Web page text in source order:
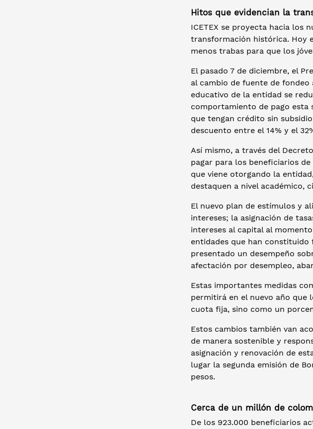
Hitos que evidencian la
ICETEX se proyecta hacia los
transformación histórica. Hoy
menos trabas para que los
El pasado 7 de diciembre, el
al cambio de fuente de
educativo de la entidad se
comportamiento de pago esta
que tengan crédito sin
descuento entre el 14% y el
Así mismo, a través del
pagar para los beneficiarios
que viene otorgando la
destaquen a nivel académico,
El nuevo plan de estímulos y
intereses; la asignación de
intereses al capital al
entidades que han constituido
presentado un desempeño
afectación por desempleo,
Estas importantes medidas
permitirá en el nuevo año que
cuota fija, sino como un
Estos cambios también van
de manera sostenible y
asignación y renovación de
lugar la segunda emisión de
pesos.
Cerca de un millón de
De los 923.000 beneficiarios